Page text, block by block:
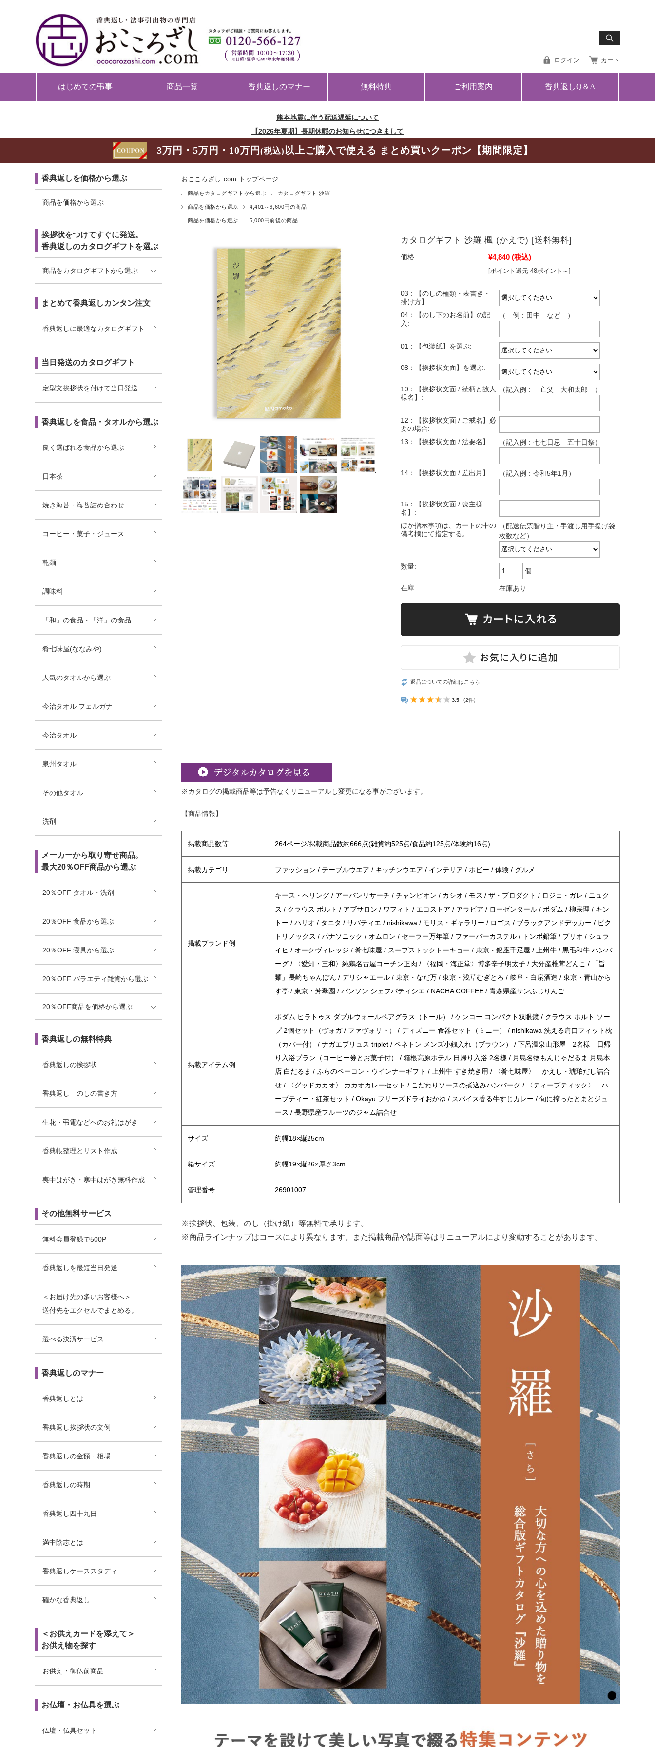
ログイン カート
はじめての弔事 商品一覧 香典返しのマナー 無料特典 ご利用案内 香典返しQ＆A
熊本地震に伴う配送遅延について
【2026年夏期】長期休暇のお知らせにつきまして
3万円・5万円・10万円 (税込) 以上ご購入で使える まとめ買いクーポン【期間限定】
おこころざし.com トップページ
商品をカタログギフトから選ぶ カタログギフト 沙羅
商品を価格から選ぶ 4,401～6,600円の商品
商品を価格から選ぶ 5,000円前後の商品
カタログギフト 沙羅 楓 (かえで) [送料無料]
価格: ¥4,840 (税込)
[ポイント還元 48ポイント～]
03：【のしの種類・表書き・
掛け方】:
04：【のし下のお名前】の記
入:
（ 例：田中 など ）
01：【包装紙】を選ぶ:
08：【挨拶状文面】を選ぶ:
10：【挨拶状文面 / 続柄と故人
様名】:
（記入例： 亡父 大和太郎 ）
12：【挨拶状文面 / ご戒名】必
要の場合:
13：【挨拶状文面 / 法要名】:
（記入例：七七日忌 五十日祭）
14：【挨拶状文面 / 差出月】: （記入例：令和5年1月）
15：【挨拶状文面 / 喪主様
名】:
ほか指示事項は、カートの中の
備考欄にて指定する。:
（配送伝票贈り主・手渡し用手提げ袋
枚数など）
数量:
個
在庫: 在庫あり
返品についての詳細はこちら
3.5 (2件)
※カタログの掲載商品等は予告なくリニューアルし変更になる事がございます。
【商品情報】
掲載商品数等 264ページ/掲載商品数約666点(雑貨約525点/食品約125点/体験約16点)
掲載カテゴリ ファッション / テーブルウエア / キッチンウエア / インテリア / ホビー / 体験 / グルメ
掲載ブランド例
キース・へリング / アーバンリサーチ / チャンピオン / カシオ / モズ / ザ・プロダクト / ロジェ・ガレ / ニュク
ス / クラウス ポルト / アブサロン / ワフィト / エコストア / アラビア / ローゼンタール / ボダム / 柳宗理 / キン
トー / ハリオ / タニタ / サバティエ / nishikawa / モリス・ギャラリー / ロゴス / ブラックアンドデッカー / ビク
トリノックス / パナソニック / オムロン / セーラー万年筆 / ファーバーカステル / トンボ鉛筆 / ブリオ / シュラ
イヒ / オークヴィレッジ / 肴七味屋 / スープストックトーキョー / 東京・銀座千疋屋 / 上州牛 / 黒毛和牛 ハンバ
ーグ / 〈愛知・三和〉純鶏名古屋コーチン正肉 / 〈福岡・海正堂〉博多辛子明太子 / 大分産椎茸どんこ / 「旨
麺」長崎ちゃんぽん / デリシャエール / 東京・なだ万 / 東京・浅草むぎとろ / 岐阜・白扇酒造 / 東京・青山から
す亭 / 東京・芳翠園 / パンソン シェフパティシエ / NACHA COFFEE / 青森県産サンふじりんご
掲載アイテム例
ボダム ピラトゥス ダブルウォールペアグラス（トール） / ケンコー コンパクト双眼鏡 / クラウス ポルト ソー
プ 2個セット（ヴォガ / ファヴォリト） / ディズニー 食器セット（ミニー） / nishikawa 洗える肩口フィット枕
（カバー付） / ナガエプリュス triplet / ベネトン メンズ小銭入れ（ブラウン） / 下呂温泉山形屋 2名様 日帰
り入浴プラン（コーヒー券とお菓子付） / 箱根高原ホテル 日帰り入浴 2名様 / 月島名物もんじゃだるま 月島本
店 白だるま / ふらのベーコン・ウインナーギフト / 上州牛 すき焼き用 / 〈肴七味屋〉 かえし・琥珀だし詰合
せ / 〈グッドカカオ〉 カカオカレーセット / こだわりソースの煮込みハンバーグ / 〈ティーブティック〉 ハ
ーブティー・紅茶セット / Okayu フリーズドライおかゆ / スパイス香る牛すじカレー / 旬に搾ったとまとジュ
ース / 長野県産フルーツのジャム詰合せ
サイズ 約幅18×縦25cm
箱サイズ 約幅19×縦26×厚さ3cm
管理番号 26901007
※挨拶状、包装、のし（掛け紙）等無料で承ります。
※商品ラインナップはコースにより異なります。また掲載商品や誌面等はリニューアルにより変動することがあります。
香典返しを価格から選ぶ
商品を価格から選ぶ
挨拶状をつけてすぐに発送。
香典返しのカタログギフトを選ぶ
商品をカタログギフトから選ぶ
まとめて香典返しカンタン注文
香典返しに最適なカタログギフト
当日発送のカタログギフト
定型文挨拶状を付けて当日発送
香典返しを食品・タオルから選ぶ
良く選ばれる食品から選ぶ
日本茶
焼き海苔・海苔詰め合わせ
コーヒー・菓子・ジュース
乾麺
調味料
「和」の食品・「洋」の食品
肴七味屋(ななみや)
人気のタオルから選ぶ
今治タオル フェルガナ
今治タオル
泉州タオル
その他タオル
洗剤
メーカーから取り寄せ商品。
最大20％OFF商品から選ぶ
20％OFF タオル・洗剤
20％OFF 食品から選ぶ
20％OFF 寝具から選ぶ
20％OFF バラエティ雑貨から選ぶ
20％OFF商品を価格から選ぶ
香典返しの無料特典
香典返しの挨拶状
香典返し のしの書き方
生花・弔電などへのお礼はがき
香典帳整理とリスト作成
喪中はがき・寒中はがき無料作成
その他無料サービス
無料会員登録で500P
香典返しを最短当日発送
＜お届け先の多いお客様へ＞
送付先をエクセルでまとめる。
選べる決済サービス
香典返しのマナー
香典返しとは
香典返し挨拶状の文例
香典返しの金額・相場
香典返しの時期
香典返し四十九日
満中陰志とは
香典返しケーススタディ
確かな香典返し
＜お供えカードを添えて＞
お供え物を探す
お供え・御仏前商品
お仏壇・お仏具を選ぶ
仏壇・仏具セット